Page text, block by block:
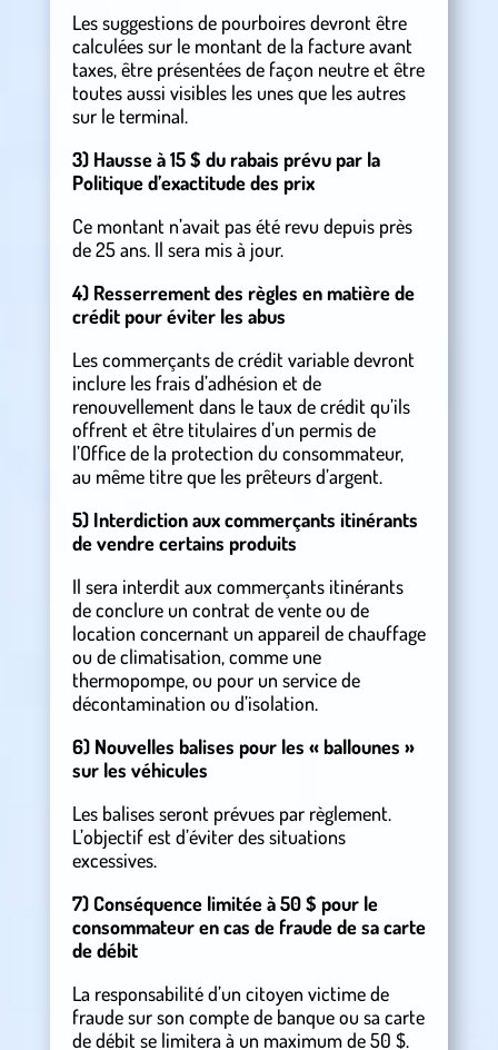
Les suggestions de pourboires devront être
calculées sur le montant de la facture avant
taxes, être présentées de façon neutre et être
toutes aussi visibles les unes que les autres
sur le terminal.
3) Hausse à 15 $ du rabais prévu par la
Politique d’exactitude des prix
Ce montant n’avait pas été revu depuis près
de 25 ans. Il sera mis à jour.
4) Resserrement des règles en matière de
crédit pour éviter les abus
Les commerçants de crédit variable devront
inclure les frais d’adhésion et de
renouvellement dans le taux de crédit qu’ils
offrent et être titulaires d’un permis de
l’Office de la protection du consommateur,
au même titre que les prêteurs d’argent.
5) Interdiction aux commerçants itinérants
de vendre certains produits
Il sera interdit aux commerçants itinérants
de conclure un contrat de vente ou de
location concernant un appareil de chauffage
ou de climatisation, comme une
thermopompe, ou pour un service de
décontamination ou d’isolation.
6) Nouvelles balises pour les « ballounes »
sur les véhicules
Les balises seront prévues par règlement.
L’objectif est d’éviter des situations
excessives.
7) Conséquence limitée à 50 $ pour le
consommateur en cas de fraude de sa carte
de débit
La responsabilité d’un citoyen victime de
fraude sur son compte de banque ou sa carte
de débit se limitera à un maximum de 50 $.